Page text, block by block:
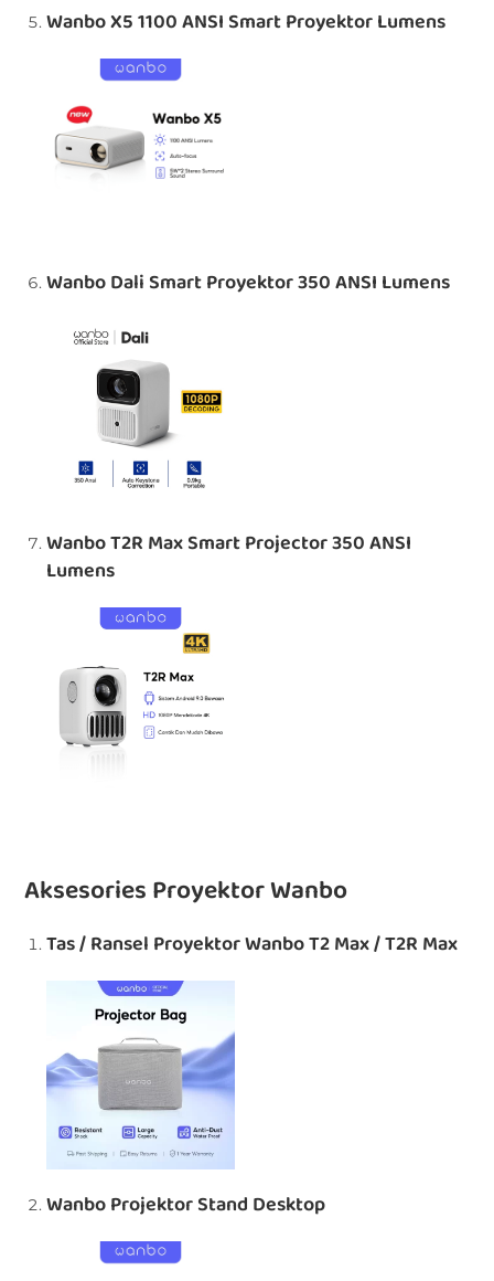
Wanbo X5 1100 ANSI Smart Proyektor Lumens
Wanbo Dali Smart Proyektor 350 ANSI Lumens
Wanbo T2R Max Smart Projector 350 ANSI
Lumens
Aksesories Proyektor Wanbo
Tas / Ransel Proyektor Wanbo T2 Max / T2R Max
Wanbo Projektor Stand Desktop